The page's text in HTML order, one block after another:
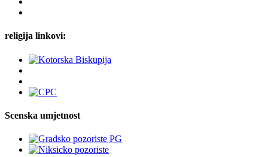
religija linkovi:
Scenska umjetnost